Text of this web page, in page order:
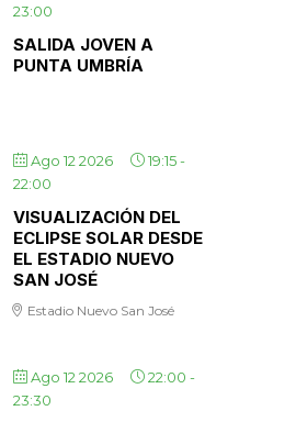
23:00
SALIDA JOVEN A
PUNTA UMBRÍA
Ago 12 2026 19:15-
22:00
VISUALIZACIÓN DEL
ECLIPSE SOLAR DESDE
EL ESTADIO NUEVO
SAN JOSÉ
Estadio Nuevo San José
Ago 12 2026 22:00 -
23:30